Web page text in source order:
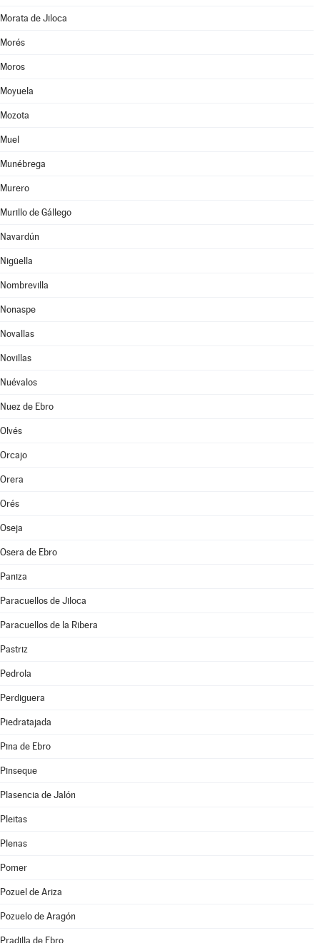
Morata de Jiloca
Morés
Moros
Moyuela
Mozota
Muel
Munébrega
Murero
Murillo de Gállego
Navardún
Nigüella
Nombrevilla
Nonaspe
Novallas
Novillas
Nuévalos
Nuez de Ebro
Olvés
Orcajo
Orera
Orés
Oseja
Osera de Ebro
Paniza
Paracuellos de Jiloca
Paracuellos de la Ribera
Pastriz
Pedrola
Perdiguera
Piedratajada
Pina de Ebro
Pinseque
Plasencia de Jalón
Pleitas
Plenas
Pomer
Pozuel de Ariza
Pozuelo de Aragón
Pradilla de Ebro